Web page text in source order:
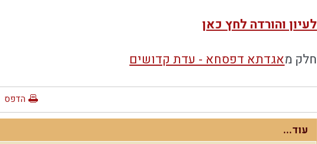
לעיון והורדה לחץ כאן
חלק מאגדתא דפסחא - עדת קדושים
הדפס
עוד...